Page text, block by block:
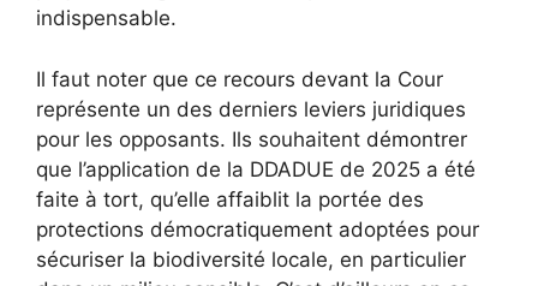
indispensable.
Il faut noter que ce recours devant la Cour
représente un des derniers leviers juridiques
pour les opposants. Ils souhaitent démontrer
que l’application de la DDADUE de 2025 a été
faite à tort, qu’elle affaiblit la portée des
protections démocratiquement adoptées pour
sécuriser la biodiversité locale, en particulier